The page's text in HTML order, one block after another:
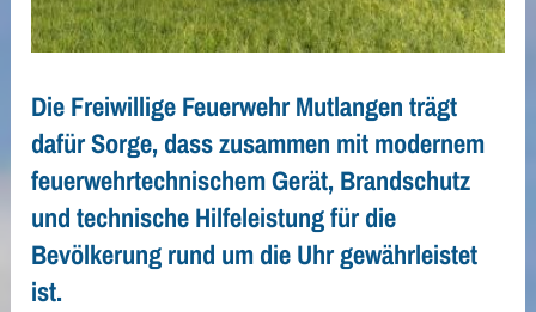
Die Freiwillige Feuerwehr Mutlangen trägt
dafür Sorge, dass zusammen mit modernem
feuerwehrtechnischem Gerät, Brandschutz
und technische Hilfeleistung für die
Bevölkerung rund um die Uhr gewährleistet
ist.